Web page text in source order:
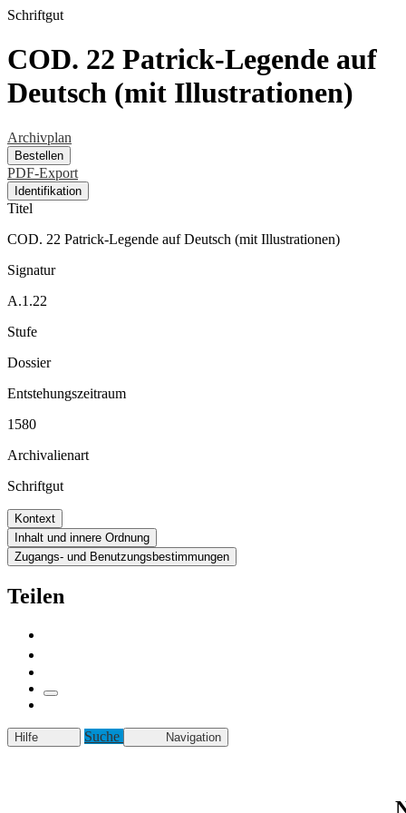
Schriftgut
COD. 22 Patrick-Legende auf
Deutsch (mit Illustrationen)
Archivplan
Bestellen
PDF-Export
Identifikation
Titel
COD. 22 Patrick-Legende auf Deutsch (mit Illustrationen)
Signatur
A.1.22
Stufe
Dossier
Entstehungszeitraum
1580
Archivalienart
Schriftgut
Kontext
Inhalt und innere Ordnung
Zugangs- und Benutzungsbestimmungen
Teilen
Hilfe Suche Navigation